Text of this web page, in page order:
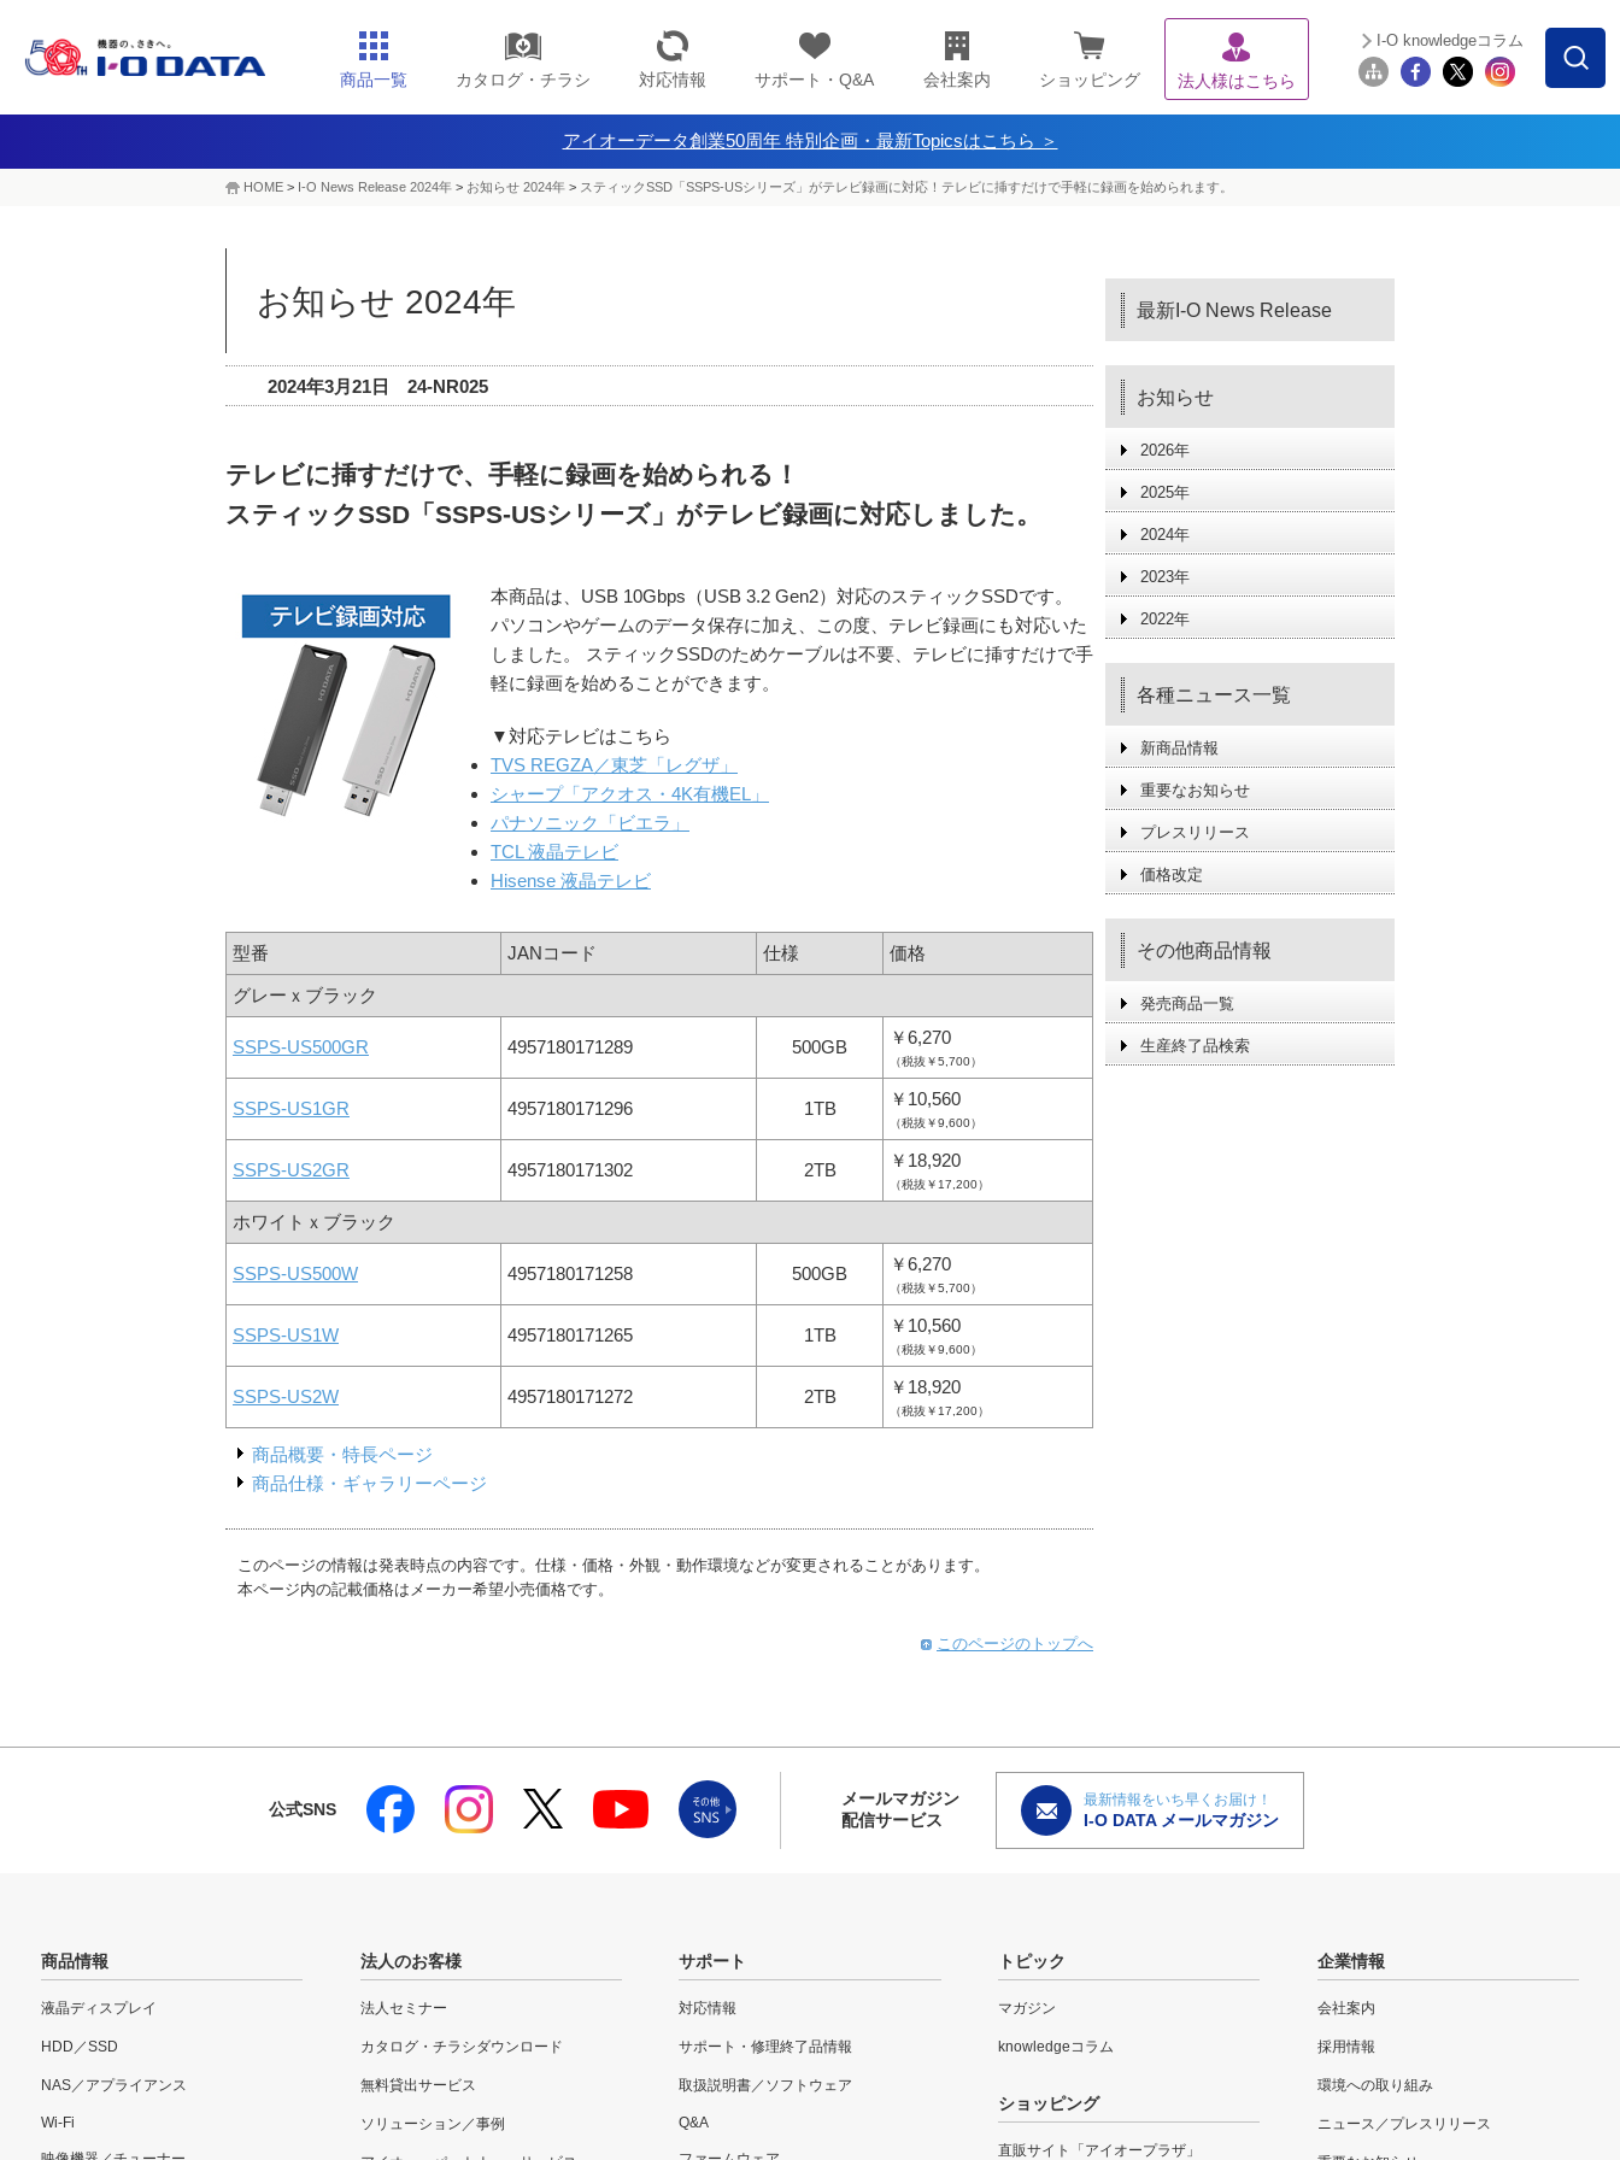
商品一覧 カタログ・チラシ 対応情報 サポート・Q&A 会社案内 ショッピング 法人様はこちら
I-O knowledgeコラム
アイオーデータ創業50周年 特別企画・最新Topicsはこちら ＞
HOME > I-O News Release 2024年 > お知らせ 2024年 > スティックSSD「SSPS-USシリーズ」がテレビ録画に対応！テレビに挿すだけで手軽に録画を始められます。
お知らせ 2024年
2024年3月21日 24-NR025
テレビに挿すだけで、手軽に録画を始められる！
スティックSSD「SSPS-USシリーズ」がテレビ録画に対応しました。
本商品は、USB 10Gbps（USB 3.2 Gen2）対応のスティックSSDです。
パソコンやゲームのデータ保存に加え、この度、テレビ録画にも対応いた
しました。 スティックSSDのためケーブルは不要、テレビに挿すだけで手
軽に録画を始めることができます。
▼対応テレビはこちら
TVS REGZA／東芝「レグザ」
シャープ「アクオス・4K有機EL」
パナソニック「ビエラ」
TCL 液晶テレビ
Hisense 液晶テレビ
型番 JANコード 仕様 価格
グレーｘブラック
SSPS-US500GR 4957180171289 500GB ￥6,270
（税抜￥5,700）
SSPS-US1GR 4957180171296 1TB ￥10,560
（税抜￥9,600）
SSPS-US2GR 4957180171302 2TB ￥18,920
（税抜￥17,200）
ホワイトｘブラック
SSPS-US500W 4957180171258 500GB ￥6,270
（税抜￥5,700）
SSPS-US1W 4957180171265 1TB ￥10,560
（税抜￥9,600）
SSPS-US2W 4957180171272 2TB ￥18,920
（税抜￥17,200）
商品概要・特長ページ
商品仕様・ギャラリーページ
このページの情報は発表時点の内容です。仕様・価格・外観・動作環境などが変更されることがあります。
本ページ内の記載価格はメーカー希望小売価格です。
このページのトップへ
最新I-O News Release
お知らせ
2026年
2025年
2024年
2023年
2022年
各種ニュース一覧
新商品情報
重要なお知らせ
プレスリリース
価格改定
その他商品情報
発売商品一覧
生産終了品検索
公式SNS
メールマガジン
配信サービス
最新情報をいち早くお届け！
I-O DATA メールマガジン
商品情報
液晶ディスプレイ
HDD／SSD
NAS／アプライアンス
Wi-Fi
法人のお客様
法人セミナー
カタログ・チラシダウンロード
無料貸出サービス
ソリューション／事例
サポート
対応情報
サポート・修理終了品情報
取扱説明書／ソフトウェア
Q&A
トピック
マガジン
knowledgeコラム
ショッピング
直販サイト「アイオープラザ」
企業情報
会社案内
採用情報
環境への取り組み
ニュース／プレスリリース